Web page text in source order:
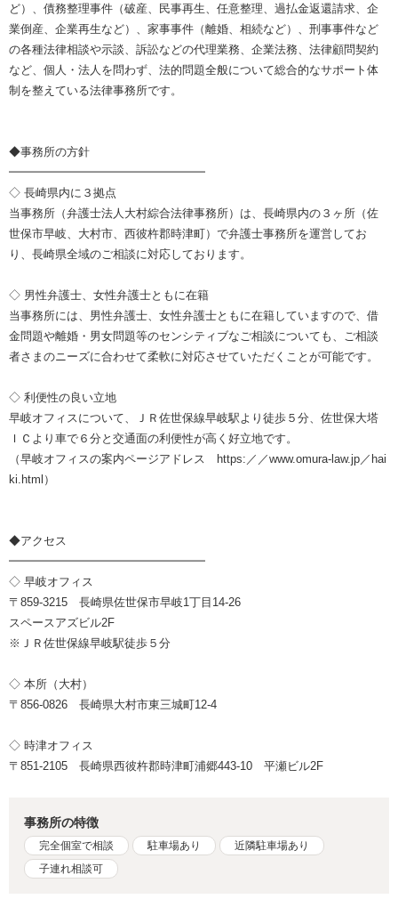
ど）、債務整理事件（破産、民事再生、任意整理、過払金返還請求、企
業倒産、企業再生など）、家事事件（離婚、相続など）、刑事事件など
の各種法律相談や示談、訴訟などの代理業務、企業法務、法律顧問契約
など、個人・法人を問わず、法的問題全般について総合的なサポート体
制を整えている法律事務所です。
◆事務所の方針
━━━━━━━━━━━━━━━━━
◇ 長崎県内に３拠点
当事務所（弁護士法人大村綜合法律事務所）は、長崎県内の３ヶ所（佐
世保市早岐、大村市、西彼杵郡時津町）で弁護士事務所を運営してお
り、長崎県全域のご相談に対応しております。
◇ 男性弁護士、女性弁護士ともに在籍
当事務所には、男性弁護士、女性弁護士ともに在籍していますので、借
金問題や離婚・男女問題等のセンシティブなご相談についても、ご相談
者さまのニーズに合わせて柔軟に対応させていただくことが可能です。
◇ 利便性の良い立地
早岐オフィスについて、ＪＲ佐世保線早岐駅より徒歩５分、佐世保大塔
ＩＣより車で６分と交通面の利便性が高く好立地です。
（早岐オフィスの案内ページアドレス https:／／www.omura-law.jp／hai
ki.html）
◆アクセス
━━━━━━━━━━━━━━━━━
◇ 早岐オフィス
〒859-3215 長崎県佐世保市早岐1丁目14-26
スペースアズビル2F
※ＪＲ佐世保線早岐駅徒歩５分
◇ 本所（大村）
〒856-0826 長崎県大村市東三城町12-4
◇ 時津オフィス
〒851-2105 長崎県西彼杵郡時津町浦郷443-10 平瀬ビル2F
事務所の特徴
完全個室で相談 駐車場あり
近隣駐車場あり
子連れ相談可